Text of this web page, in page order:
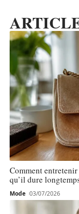
Comment
qu’il dure
Mode 03/07/2026